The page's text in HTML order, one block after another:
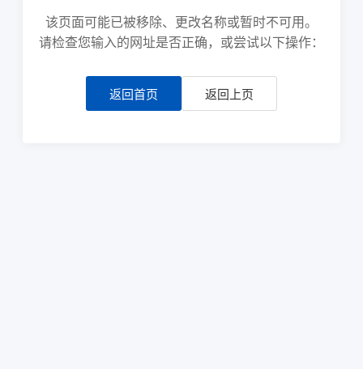
该页面可能已被移除、更改名称或暂时不可用。
请检查您输入的网址是否正确，或尝试以下操作：
返回首页 返回上页